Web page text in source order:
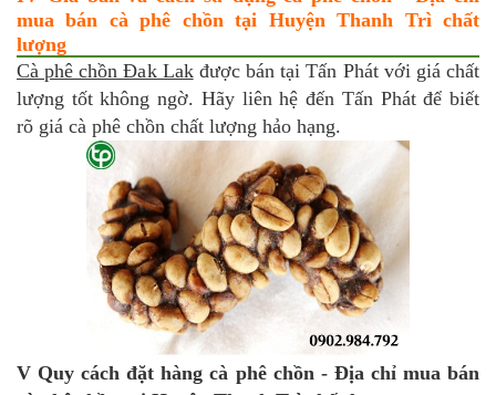
mua bán cà phê chồn tại Huyện Thanh Trì chất
lượng
Cà phê chồn Đak Lakđược bán tại Tấn Phát với giá chất
lượng tốt không ngờ. Hãy liên hệ đến Tấn Phát để biết
rõ giá cà phê chồn chất lượng hảo hạng.
V Quy cách đặt hàng cà phê chồn - Địa chỉ mua bán